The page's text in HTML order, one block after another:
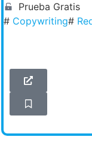
Prueba Gratis
# Copywriting#